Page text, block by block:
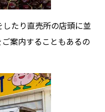
たり直売所の店頭に並
案内することもあるの